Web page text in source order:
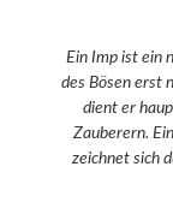
Ein Imp ist ein
des Bösen erst
dient er
Zauberern.
zeichnet sich